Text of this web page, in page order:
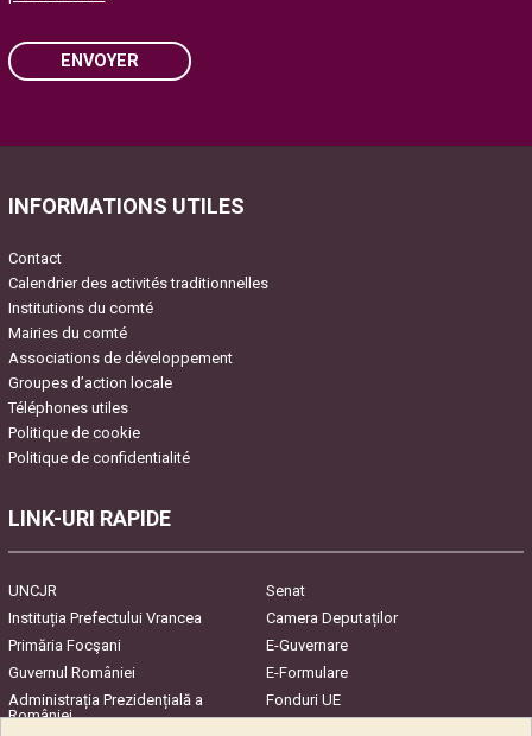
ENVOYER
INFORMATIONS UTILES
Contact
Calendrier des activités traditionnelles
Institutions du comté
Mairies du comté
Associations de développement
Groupes d’action locale
Téléphones utiles
Politique de cookie
Politique de confidentialité
LINK-URI RAPIDE
UNCJR
Senat
Instituția Prefectului Vrancea
Camera Deputaților
Primăria Focşani
E-Guvernare
Guvernul României
E-Formulare
Administrația Prezidențială a
României
Fonduri UE